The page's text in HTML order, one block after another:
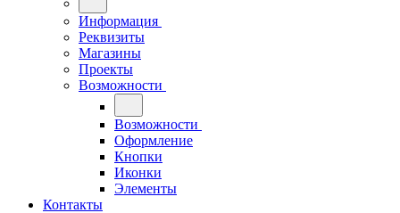
Информация
Реквизиты
Магазины
Проекты
Возможности
Возможности
Оформление
Кнопки
Иконки
Элементы
Контакты